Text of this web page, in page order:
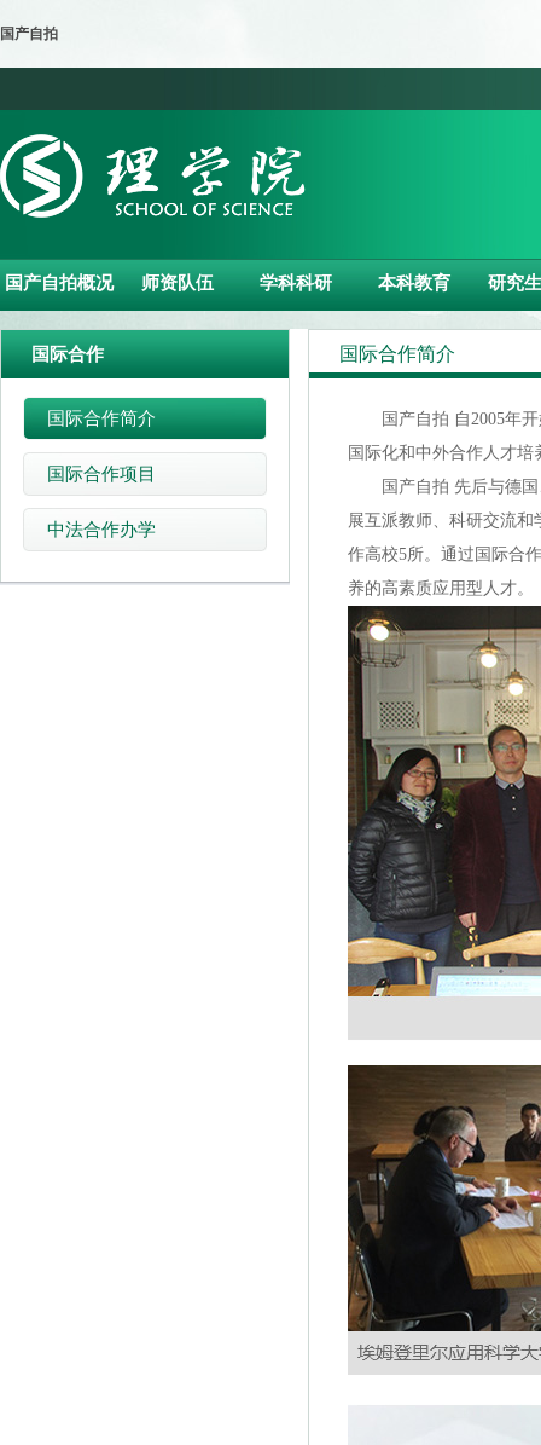
国产自拍
国产自拍概况 师资队伍 学科科研 本科教育 研究
国际合作
国际合作简介
国际合作项目
中法合作办学
国际合作简介
国产自拍 自2005年开
国际化和中外合作人才
国产自拍 先后与德国
展互派教师、科研交流和
作高校5所。通过国际合
养的高素质应用型人才。